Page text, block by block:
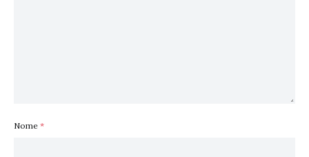
Nome *